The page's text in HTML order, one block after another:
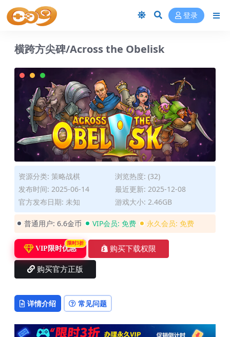
登录
横跨方尖碑/Across the Obelisk
资源分类: 策略战棋
浏览热度: (32)
发布时间: 2025-06-14
最近更新: 2025-12-08
官方发布日期: 未知
游戏大小: 2.46GB
普通用户: 6.6金币 VIP会员: 免费 永久会员: 免费
VIP限时优惠
限时3折
购买下载权限
购买官方正版
详情介绍 常见问题